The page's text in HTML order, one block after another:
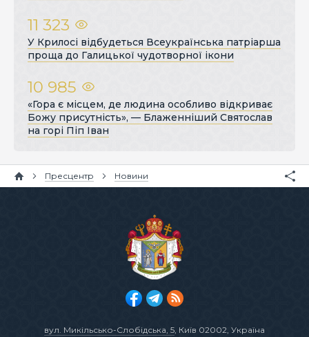
11 323
У Крилосі відбудеться Всеукраїнська патріарша
проща до Галицької чудотворної ікони
10 985
«Гора є місцем, де людина особливо відкриває
Божу присутність», — Блаженніший Святослав
на горі Піп Іван
Пресцентр Новини
вул. Микільсько-Слобідська, 5, Київ 02002, Україна